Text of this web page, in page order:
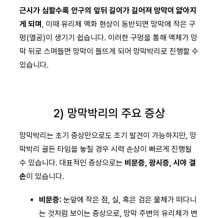
근시가 심할수록 안구의 앞뒤 길이가 길어져 망막이 얇아지
게 되며 , 이때 유리체 액화 현상이 동반되면 망막에 작은 구
멍(열공)이 생기기 쉽습니다. 이러한 구멍을 통해 액체가 망
막 뒤로 스며들면 망막이 들뜨게 되어 망막박리로 진행할 수
있습니다.
2) 망막박리의 주요 증상
망막박리는 초기 증상만으로도 조기 발견이 가능하지만, 망
막박리 골든 타임을 놓칠 경우 시력 손상이 빠르게 진행될
수 있습니다. 대표적인 증상으로는 비문증, 광시증, 시야 결
손이 있습니다.
비문증: 눈앞에 작은 점, 실, 혹은 검은 물체가 떠다니
는 것처럼 보이는 증상으로, 망막 주변의 유리체가 변